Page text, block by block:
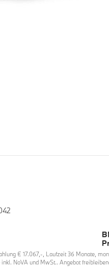
€ 17.067,-, Laufzeit 36 Monate,
NoVA und MwSt.. Angebot